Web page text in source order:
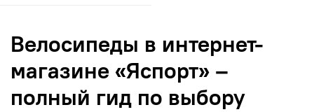
Велосипеды в интернет-
магазине «Яспорт» –
полный гид по выбору